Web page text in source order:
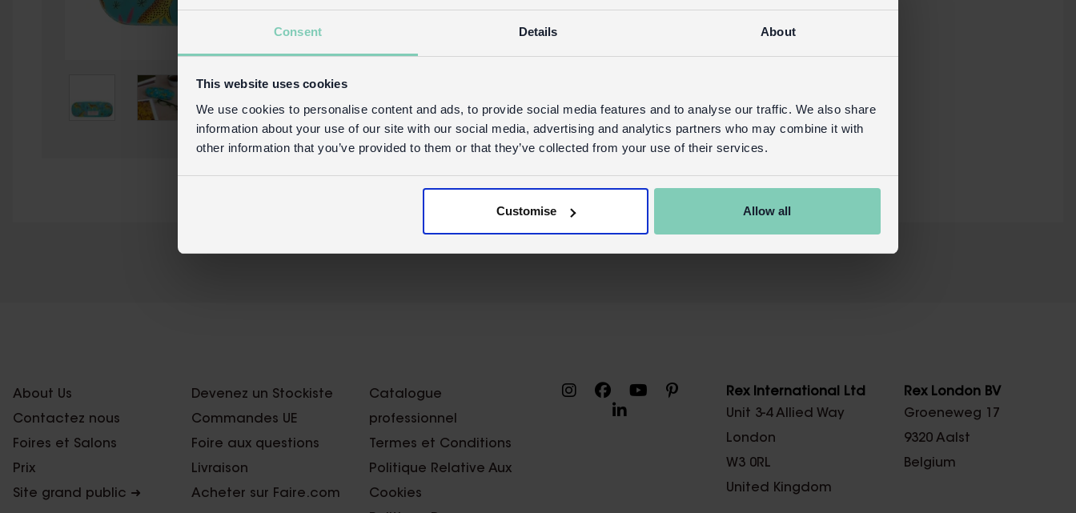
Consent Details About
This website uses cookies
We use cookies to personalise content and ads, to provide social media features and to analyse our traffic. We also share
information about your use of our site with our social media, advertising and analytics partners who may combine it with
other information that you’ve provided to them or that they’ve collected from your use of their services.
Customise Allow all
Connexion commerciale Acheter sur notre site grand public
About Us
Contactez nous
Foires et Salons
Prix
Site grand public ➜
Devenez un Stockiste
Commandes UE
Foire aux questions
Livraison
Acheter sur Faire.com
Catalogue
professionnel
Termes et Conditions
Politique Relative Aux
Cookies
Rex International Ltd
Unit 3-4 Allied Way
London
W3 0RL
United Kingdom
Rex London BV
Groeneweg 17
9320 Aalst
Belgium